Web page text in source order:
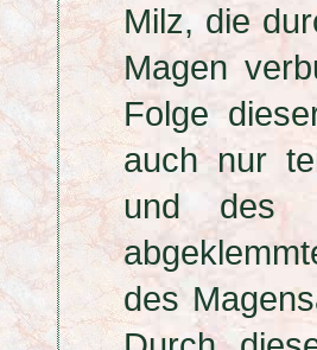
Milz, die
Magen
Folge
auch nur
und des
des